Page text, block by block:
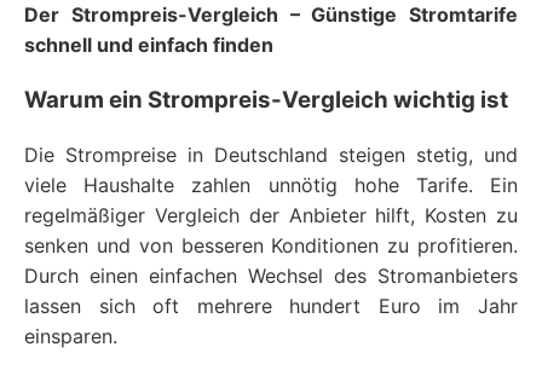
Der Strompreis-Vergleich – Günstige Stromtarife
schnell und einfach finden
Warum ein Strompreis-Vergleich wichtig ist
Die Strompreise in Deutschland steigen stetig, und
viele Haushalte zahlen unnötig hohe Tarife. Ein
regelmäßiger Vergleich der Anbieter hilft, Kosten zu
senken und von besseren Konditionen zu profitieren.
Durch einen einfachen Wechsel des Stromanbieters
lassen sich oft mehrere hundert Euro im Jahr
einsparen.